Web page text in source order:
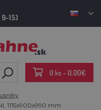
9-15)
0 ks - 0,00€
1115x900x990 mm